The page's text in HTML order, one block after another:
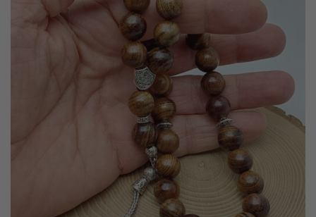
- TÜM KARGO FİRMALARI İLE ÇALIŞMAKTAYIZ
- KAPIDA ÖDEME SİPARİŞLERİNİZİ SADECE NAKİT ÖDEME VE
PTT KARGO İLE GÖNDERİYORUZ.
- 11:00 E KADAR VERDİĞİNİZ TÜM SİPARİŞLER AYNI GÜN
- ÜRÜN ALIM LİMİTİ MİNİMUM 0 ₺ + KARGO ÜCRETİDİR
- KAPIDA ÖDEME ALIM LİMİTİ MİNİMUM 900 ₺ + KARGO
ÜCRETİDİR